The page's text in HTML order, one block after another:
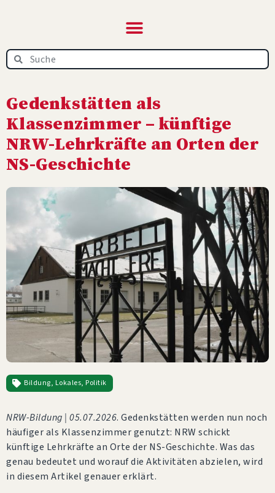
NRW‑News.de – das
Online-Magazin
Gedenkstätten als
Klassenzimmer – künftige
NRW-Lehrkräfte an Orten der
NS-Geschichte
Bildung, Lokales, Politik
NRW-Bildung | 05.07.2026. Gedenkstätten werden nun noch
häufiger als Klassenzimmer genutzt: NRW schickt
künftige Lehrkräfte an Orte der NS-Geschichte. Was das
genau bedeutet und worauf die Aktivitäten abzielen, wird
in diesem Artikel genauer erklärt.